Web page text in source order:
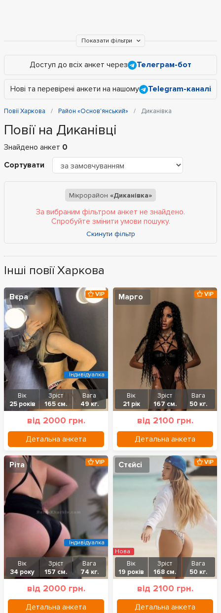
Показати фільтри
Доступ до всіх анкет через Телеграм-бот
Нові та перевірені анкети на нашому Telegram-каналі
Повії Харкова Район «Основ'янський» Диканівка
Повії на Диканівці
Знайдено анкет 0
Сортувати
Мікрорайон «Диканівка»
За вибраним фільтром анкет не знайдено.
Спробуйте змінити умови пошуку.
Скинути фільтр
Інші повії Харкова
Вєра
Вік
25 років
Зріст
165 см.
Вага
49 кг.
від 2000 грн.
Детальна анкета
VIP
Індивідуалка
Марго
Вік
21 рік
Зріст
167 см.
Вага
50 кг.
від 2100 грн.
Детальна анкета
VIP
Ріта
Вік
34 року
Зріст
157 см.
Вага
74 кг.
від 2000 грн.
Детальна анкета
VIP
Індивідуалка
Стєйсі
Вік
19 років
Зріст
168 см.
Вага
50 кг.
від 2100 грн.
Детальна анкета
VIP
Нова